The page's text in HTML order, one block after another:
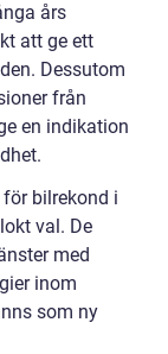
års
att ge ett
Dessutom
från
en indikation
bilrekond i
val. De
med
inom
som ny